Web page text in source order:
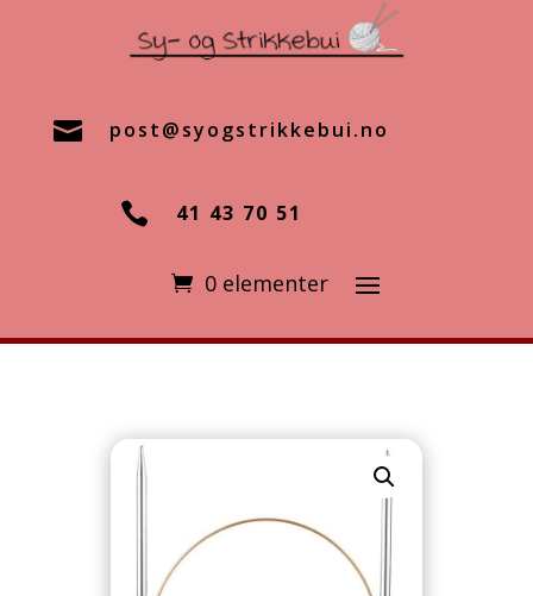
 post@syogstrikkebui.no
 41 43 70 51
0 elementer